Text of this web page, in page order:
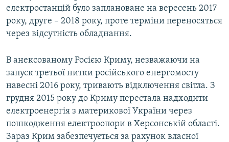
електростанцій було заплановане на вересень 2017
року, друге – 2018 року, проте терміни переносяться
через відсутність обладнання.
В анексованому Росією Криму, незважаючи на
запуск третьої нитки російського енергомосту
навесні 2016 року, тривають відключення світла. З
грудня 2015 року до Криму перестала надходити
електроенергія з материкової України через
пошкодження електроопори в Херсонській області.
Зараз Крим забезпечується за рахунок власної